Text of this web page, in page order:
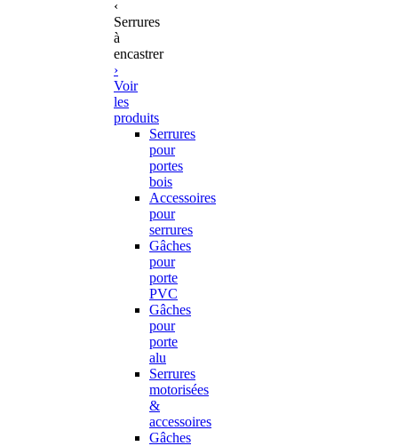
‹
Serrures
à
encastrer
›
Voir
les
produits
Serrures
pour
portes
bois
Accessoires
pour
serrures
Gâches
pour
porte
PVC
Gâches
pour
porte
alu
Serrures
motorisées
&
accessoires
Gâches